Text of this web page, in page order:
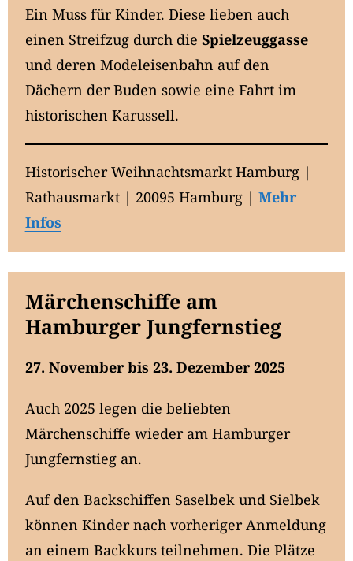
Ein Muss für Kinder. Diese lieben auch
einen Streifzug durch die Spielzeuggasse
und deren Modeleisenbahn auf den
Dächern der Buden sowie eine Fahrt im
historischen Karussell.
Historischer Weihnachtsmarkt Hamburg |
Rathausmarkt | 20095 Hamburg | Mehr
Infos
Märchenschiffe am
Hamburger Jungfernstieg
27. November bis 23. Dezember 2025
Auch 2025 legen die beliebten
Märchenschiffe wieder am Hamburger
Jungfernstieg an.
Auf den Backschiffen Saselbek und Sielbek
können Kinder nach vorheriger Anmeldung
an einem Backkurs teilnehmen. Die Plätze